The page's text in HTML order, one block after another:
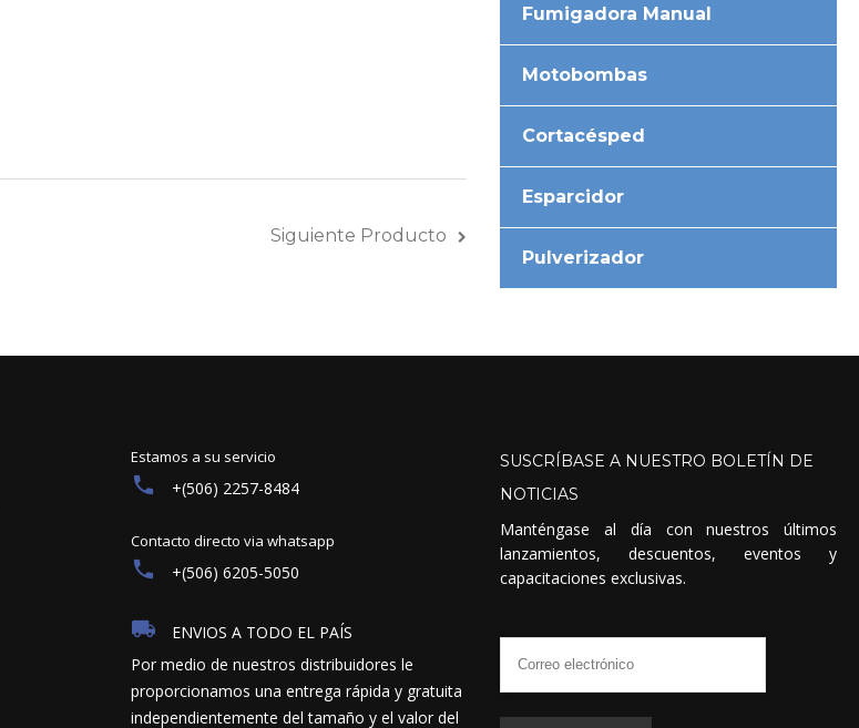
Siguiente Producto
Fumigadora Manual
Motobombas
Cortacésped
Esparcidor
Pulverizador
Estamos a su servicio
+(506) 2257-8484
Contacto directo via whatsapp
+(506) 6205-5050
ENVIOS A TODO EL PAÍS
Por medio de nuestros distribuidores le
proporcionamos una entrega rápida y gratuita
independientemente del tamaño y el valor del
SUSCRÍBASE A NUESTRO BOLETÍN DE
NOTICIAS
Manténgase al día con nuestros últimos
lanzamientos, descuentos, eventos y
capacitaciones exclusivas.